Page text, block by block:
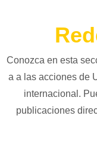
Conozca en esta
a a las acciones de
internacional.
publicaciones